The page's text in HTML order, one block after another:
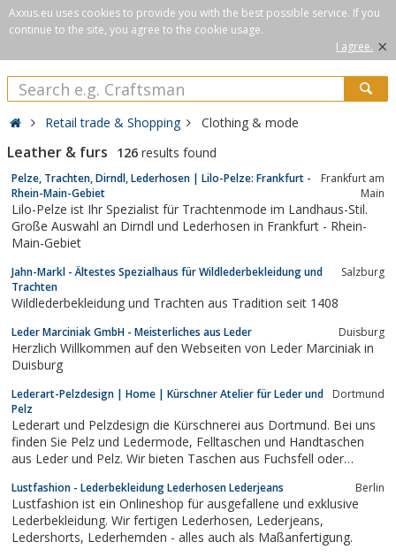
Axxus.eu uses cookies to provide you with the best possible service. If you
continue to the site, you agree to the cookie usage.
I agree. ×
Retail trade & Shopping Clothing & mode
Leather & furs 126 results found
Pelze, Trachten, Dirndl, Lederhosen | Lilo-Pelze: Frankfurt -
Rhein-Main-Gebiet
Frankfurt am
Main
Lilo-Pelze ist Ihr Spezialist für Trachtenmode im Landhaus-Stil.
Große Auswahl an Dirndl und Lederhosen in Frankfurt - Rhein-
Main-Gebiet
Jahn-Markl - Ältestes Spezialhaus für Wildlederbekleidung und
Trachten
Salzburg
Wildlederbekleidung und Trachten aus Tradition seit 1408
Leder Marciniak GmbH - Meisterliches aus Leder Duisburg
Herzlich Willkommen auf den Webseiten von Leder Marciniak in
Duisburg
Lederart-Pelzdesign | Home | Kürschner Atelier für Leder und
Pelz
Dortmund
Lederart und Pelzdesign die Kürschnerei aus Dortmund. Bei uns
finden Sie Pelz und Ledermode, Felltaschen und Handtaschen
aus Leder und Pelz. Wir bieten Taschen aus Fuchsfell oder
Lustfashion - Lederbekleidung Lederhosen Lederjeans Berlin
Lustfashion ist ein Onlineshop für ausgefallene und exklusive
Lederbekleidung. Wir fertigen Lederhosen, Lederjeans,
Ledershorts, Lederhemden - alles auch als Maßanfertigung.